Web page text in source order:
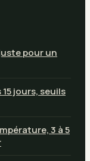
pour un
jours, seuils
3 à 5